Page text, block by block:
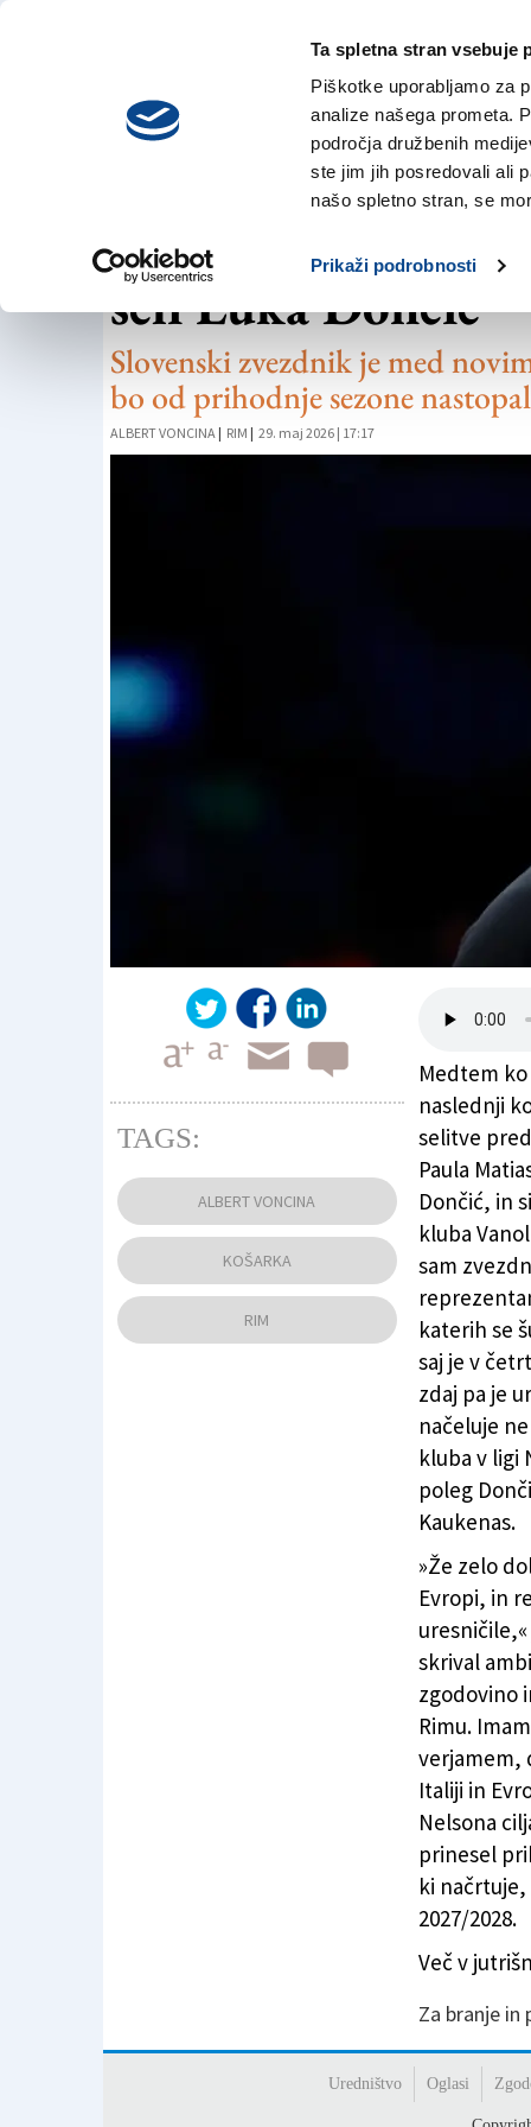
Ta spletna stran vsebuje
Piškotke uporabljamo za
analize našega prometa.
področja družbenih
ste jim jih posredovali ali
našo spletno stran, se
Prikaži podrobnosti
nedelja,
9. avgusta 2026
Pred
seli Luka Dončić
Slovenski zvezdnik je med
bo od prihodnje sezone
ALBERT VONCINA | RIM | 29. maj 2026 | 17:17
Luka Dončić (ANSA)
Medtem
naslednji
selitve
Paula
Dončić, in
kluba
sam
katerih se
saj je v
zdaj pa je
načeluje
kluba v ligi
poleg
Kaukenas.
»Že zelo
Evropi, in
skrival
zgodovino
Rimu.
verjamem,
Italiji in
Nelsona
prinesel
ki načrtuje,
2027/2028.
Več v
Za branje
TAGS:
ALBERT VONCINA
KOŠARKA
RIM
Uredništvo Oglasi